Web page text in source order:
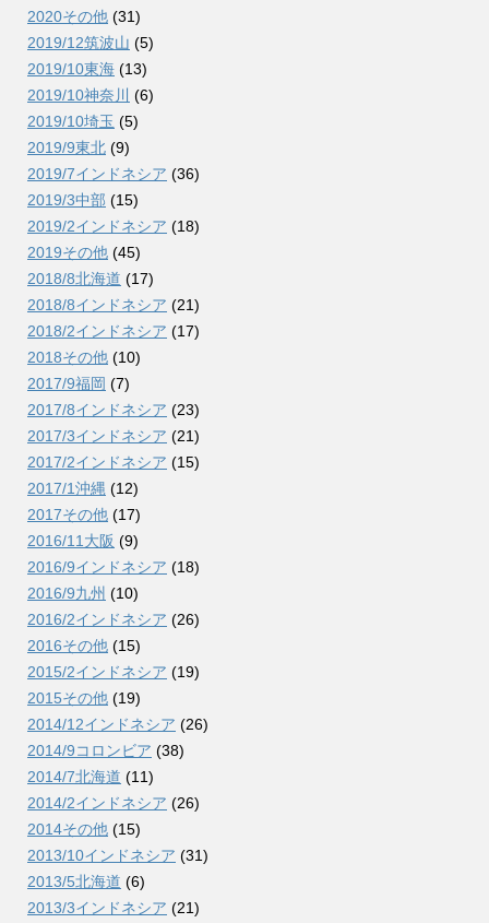
2020その他 (31)
2019/12筑波山 (5)
2019/10東海 (13)
2019/10神奈川
(6)
2019/10埼玉 (5)
2019/9東北 (9)
2019/7インドネシア (36)
2019/3中部 (15)
2019/2インドネシア (18)
2019その他 (45)
2018/8北海道 (17)
2018/8インドネシア (21)
2018/2インドネシア (17)
2018その他 (10)
2017/9福岡 (7)
2017/8インドネシア (23)
2017/3インドネシア (21)
2017/2インドネシア (15)
2017/1沖縄 (12)
2017その他 (17)
2016/11大阪 (9)
2016/9インドネシア (18)
2016/9九州 (10)
2016/2インドネシア (26)
2016その他 (15)
2015/2インドネシア (19)
2015その他 (19)
2014/12インドネシア (26)
2014/9コロンビア (38)
2014/7北海道 (11)
2014/2インドネシア (26)
2014その他 (15)
2013/10インドネシア (31)
2013/5北海道 (6)
2013/3インドネシア (21)